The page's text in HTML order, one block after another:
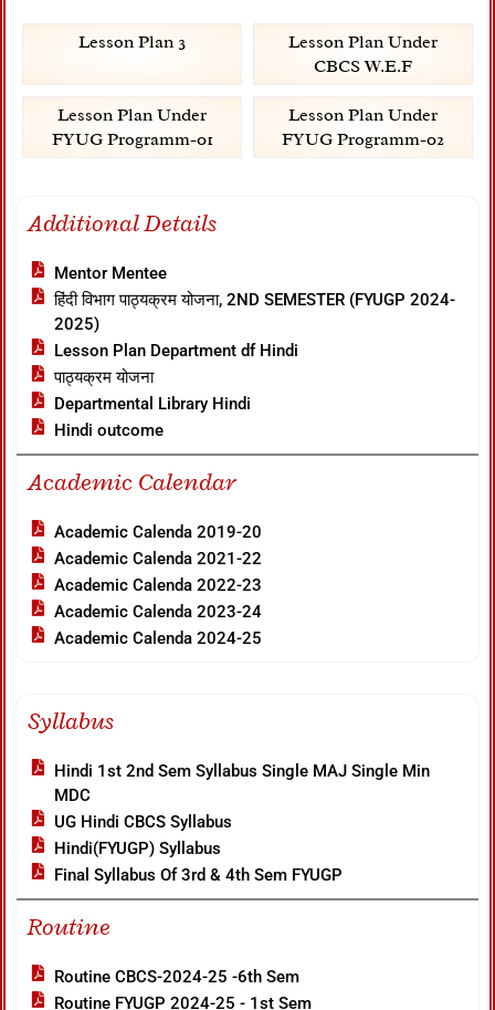
Lesson Plan 3
Lesson Plan Under
CBCS W.E.F
Lesson Plan Under
FYUG Programm-01
Lesson Plan Under
FYUG Programm-02
Additional Details
Mentor Mentee
हिंदी विभाग पाठ्यक्रम योजना, 2ND SEMESTER (FYUGP 2024-
2025)
Lesson Plan Department df Hindi
पाठ्यक्रम योजना
Departmental Library Hindi
Hindi outcome
Academic Calendar
Academic Calenda 2019-20
Academic Calenda 2021-22
Academic Calenda 2022-23
Academic Calenda 2023-24
Academic Calenda 2024-25
Syllabus
Hindi 1st 2nd Sem Syllabus Single MAJ Single Min
MDC
UG Hindi CBCS Syllabus
Hindi(FYUGP) Syllabus
Final Syllabus Of 3rd & 4th Sem FYUGP
Routine
Routine CBCS-2024-25 -6th Sem
Routine FYUGP 2024-25 - 1st Sem